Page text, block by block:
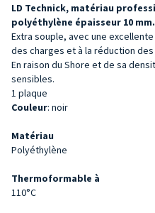
LD Technick, matériau
polyéthylène épaisseur 10 mm.
Extra souple, avec une
des charges et à la réduction
En raison du Shore et de sa
sensibles.
1 plaque
Couleur: noir
Matériau
Polyéthylène
Thermoformable à
110°C